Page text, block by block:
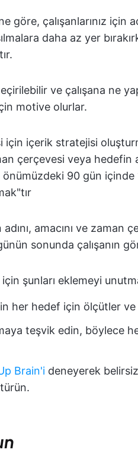
göre, çalışanlarınız için
daha az yer
ve çalışana ne
motive olurlar.
için içerik stratejisi
çerçevesi veya hedefin
90 gün içinde
amacını ve zaman
sonunda çalışanın
şunları eklemeyi
her hedef için ölçütler
teşvik edin, böylece
Brain'i deneyerek